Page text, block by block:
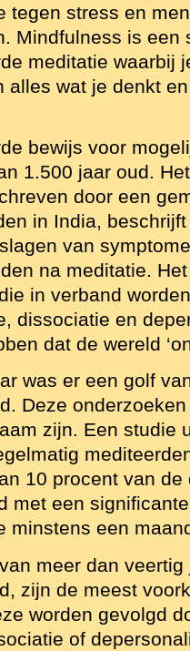
tegen stress en
Mindfulness is een
meditatie waarbij
alles wat je denkt
bewijs voor
1.500 jaar oud.
door een
in India,
van
na meditatie.
in verband
dissociatie en
dat de wereld
was er een golf
Deze
zijn. Een studie
10 procent van de
met een
minstens een
meer dan
zijn de meest
worden gevolgd
of